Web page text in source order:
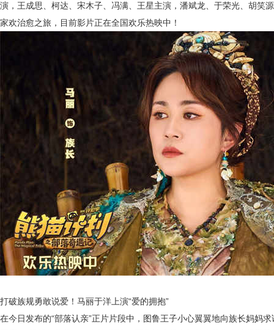
演，王成思、柯达、宋木子、冯满、王星主演，潘斌龙、于荣光、胡笑
家欢治愈之旅， 目前影片正在全国欢乐热映中！
打破族规勇敢说爱！马丽于洋上演“爱的拥抱”
在今日发布的“部落认亲”正片片段中，图鲁王子小心翼翼地向族长妈妈求